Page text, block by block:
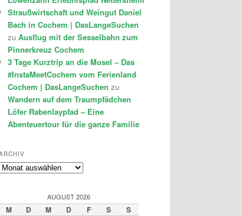
Straußwirtschaft und Weingut Daniel
Bach in Cochem | DasLangeSuchen
zu Ausflug mit der Sesselbahn zum
Pinnerkreuz Cochem
3 Tage Kurztrip an die Mosel – Das
#InstaMeetCochem vom Ferienland
Cochem | DasLangeSuchen zu
Wandern auf dem Traumpfädchen
Löfer Rabenlaypfad – Eine
Abenteuertour für die ganze Familie
Archiv
AUGUST 2026
M D M D F S S